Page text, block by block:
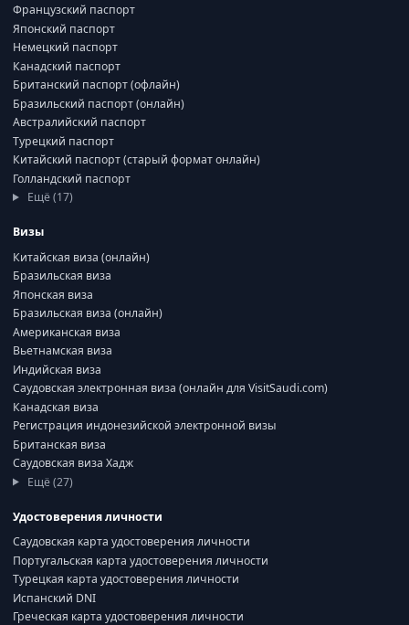
Французский паспорт
Японский паспорт
Немецкий паспорт
Канадский паспорт
Британский паспорт (офлайн)
Бразильский паспорт (онлайн)
Австралийский паспорт
Турецкий паспорт
Китайский паспорт (старый формат онлайн)
Голландский паспорт
Ещё (17)
Визы
Китайская виза (онлайн)
Бразильская виза
Японская виза
Бразильская виза (онлайн)
Американская виза
Вьетнамская виза
Индийская виза
Саудовская электронная виза (онлайн для VisitSaudi.com)
Канадская виза
Регистрация индонезийской электронной визы
Британская виза
Саудовская виза Хадж
Ещё (27)
Удостоверения личности
Саудовская карта удостоверения личности
Португальская карта удостоверения личности
Турецкая карта удостоверения личности
Испанский DNI
Греческая карта удостоверения личности